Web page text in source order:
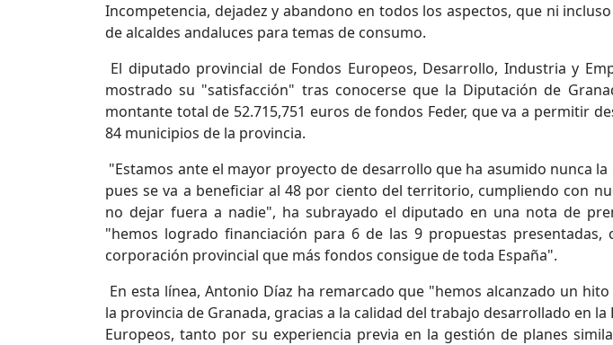
Incompetencia, dejadez y abandono en todos los aspectos, que ni
de alcaldes andaluces para temas de consumo.
El diputado provincial de Fondos Europeos, Desarrollo, Industria y
mostrado su "satisfacción" tras conocerse que la Diputación de
montante total de 52.715,751 euros de fondos Feder, que va a permitir
84 municipios de la provincia.
"Estamos ante el mayor proyecto de desarrollo que ha asumido nunca
pues se va a beneficiar al 48 por ciento del territorio, cumpliendo con
no dejar fuera a nadie", ha subrayado el diputado en una nota de
"hemos logrado financiación para 6 de las 9 propuestas presentadas,
corporación provincial que más fondos consigue de toda España".
En esta línea, Antonio Díaz ha remarcado que "hemos alcanzado un
la provincia de Granada, gracias a la calidad del trabajo desarrollado en la
Europeos, tanto por su experiencia previa en la gestión de planes